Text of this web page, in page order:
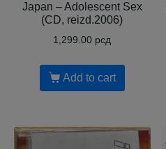
Japan – Adolescent Sex
(CD, reizd.2006)
1,299.00 рсд
Add to cart